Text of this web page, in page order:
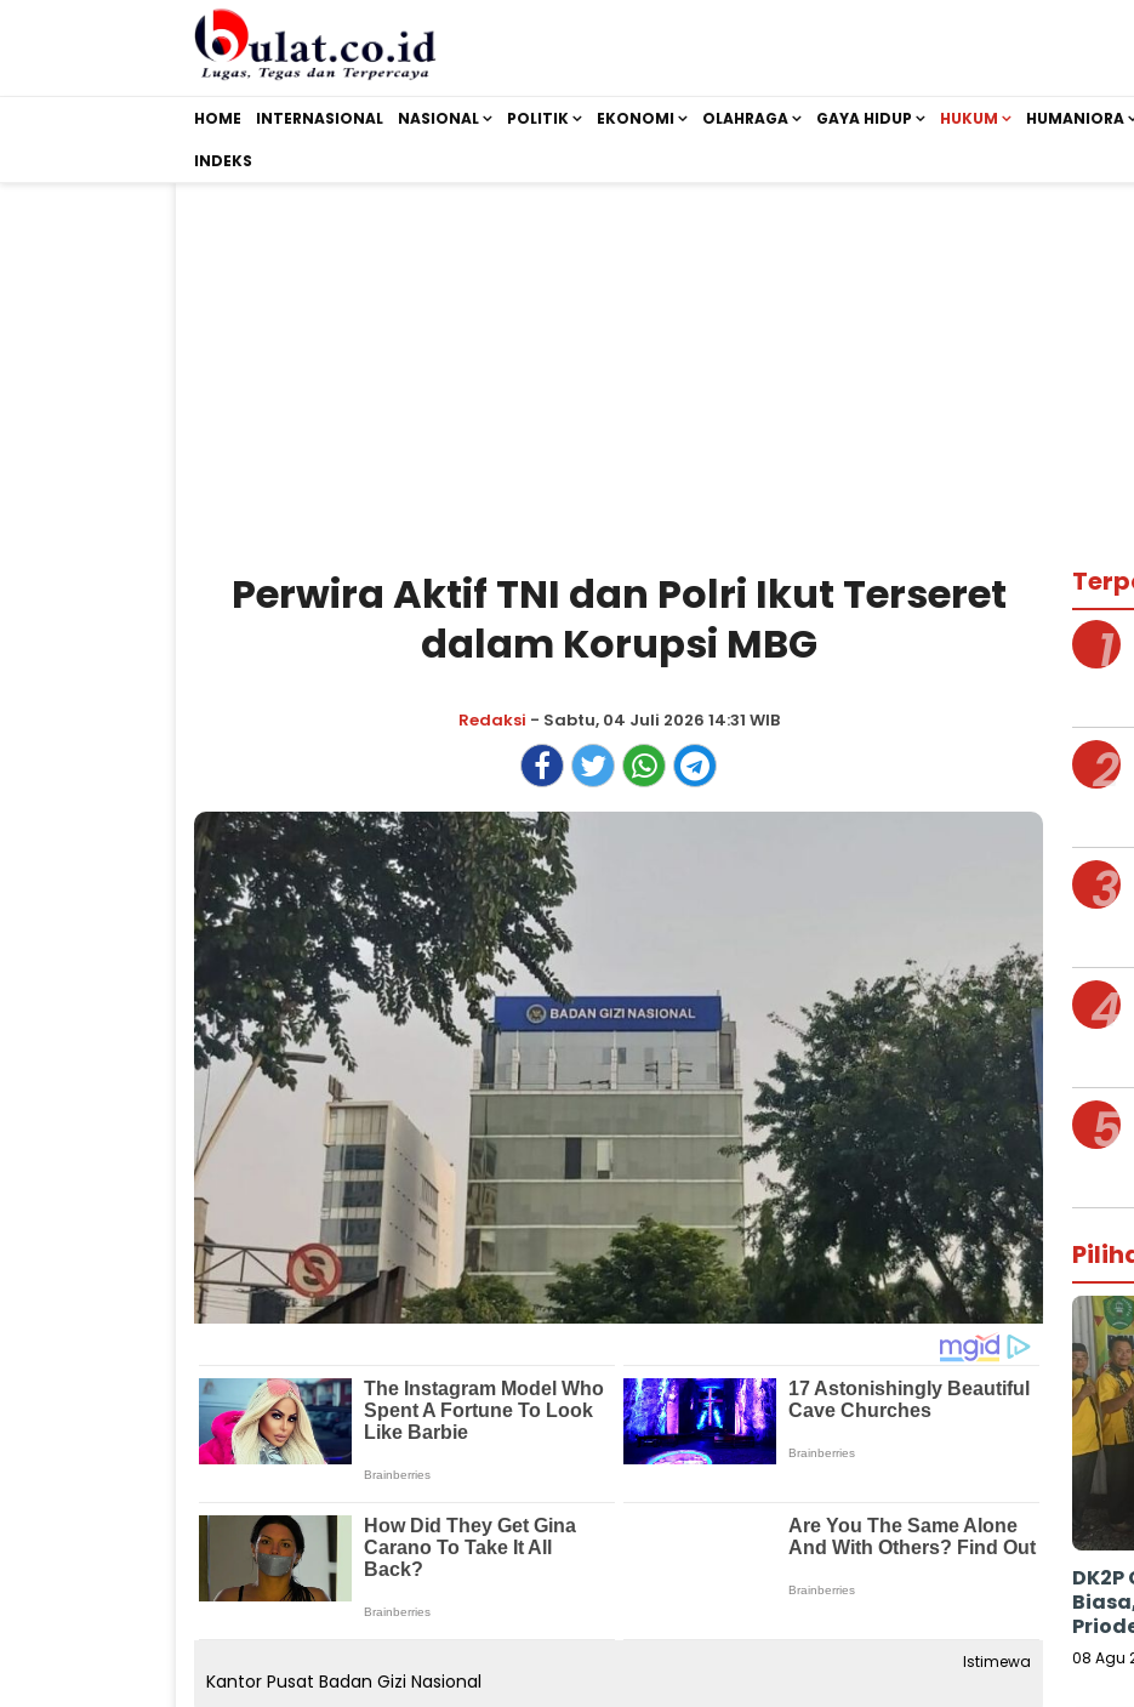
HOME INTERNASIONAL NASIONAL POLITIK EKONOMI OLAHRAGA GAYA HIDUP HUKUM HUMANIORA
INDEKS
Perwira Aktif TNI dan Polri Ikut Terseret
dalam Korupsi MBG
Redaksi - Sabtu, 04 Juli 2026 14:31 WIB
Istimewa
Kantor Pusat Badan Gizi Nasional
1
2
3
4
5
08 Agu